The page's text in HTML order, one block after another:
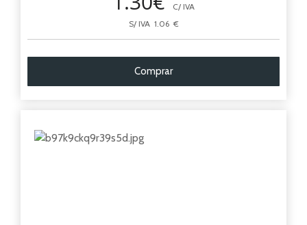
C/ IVA
S/ IVA 1.06 €
Comprar